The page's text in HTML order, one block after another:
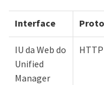
Interface
IU da Web do
Unified
Manager
HTTP